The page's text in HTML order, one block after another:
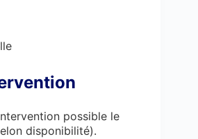
possible le
disponibilité).